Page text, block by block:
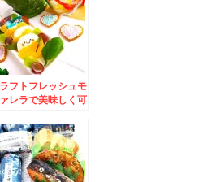
の召し上がり方♪
フトフレッシュモ
レラで美味しく可
♪レシピ付き♪